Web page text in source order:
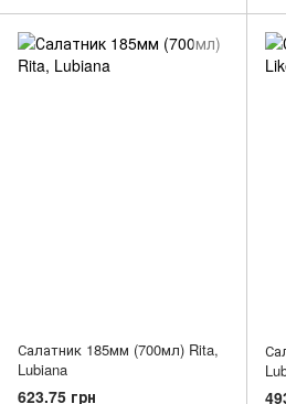
Салатник 185мм (700мл) Rita,
Lubiana
623.75 грн